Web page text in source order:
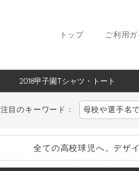
ご利用ガ
トップ
2018甲子園Tシャツ・トート
注目のキーワード： 母校や選手名
全ての高校球児へ。デザ